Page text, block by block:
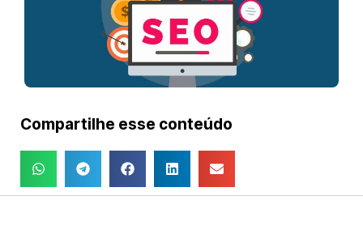
Compartilhe esse conteúdo